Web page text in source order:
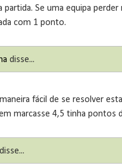
partida. Se uma equipa
com 1 ponto.
disse...
fácil de se resolver
marcasse 4,5 tinha pontos
disse...